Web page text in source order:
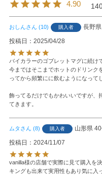
4.90
おしん 10 購入者 長野県
投稿日
2025/04/28
バイカラーのゴブレットマグに続け
今まではそこまでホットのドリンク
ってから頻繁にに飲むようになって
飾ってるだけでもかわいいですが、
てきます。
ムタ 8 購入者 山形県
投稿日
2024/11/07
vanilla様の店舗で実際に見て購入を
キングも出来て実用性もあり気に入